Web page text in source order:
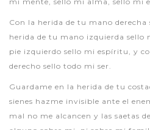
Con la herida de tu mano
herida de tu mano izquierda sello
pie izquierdo sello mi espíritu, y
derecho sello todo mi ser.
Guardame en la herida de tu
sienes hazme invisible ante el
mal no me alcancen y las saetas